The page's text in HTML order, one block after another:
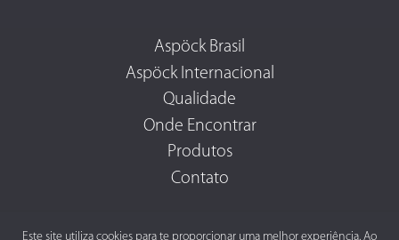
Este site utiliza cookies para te proporcionar uma melhor experiência. Ao
Aspöck Brasil
Aspöck Internacional
Qualidade
Onde Encontrar
Produtos
Contato